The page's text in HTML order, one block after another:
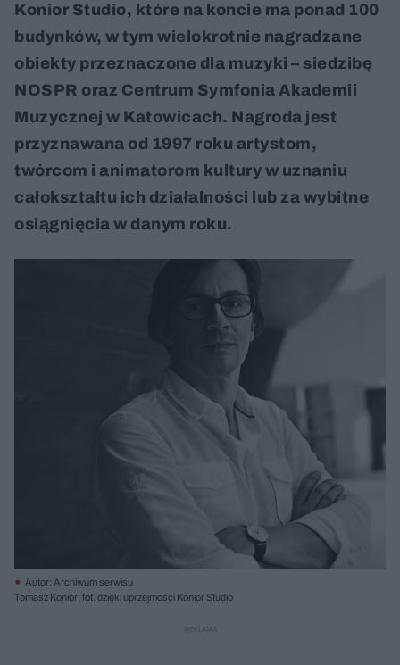
Konior Studio, które na koncie ma ponad 100
budynków, w tym wielokrotnie nagradzane
obiekty przeznaczone dla muzyki – siedzibę
NOSPR oraz Centrum Symfonia Akademii
Muzycznej w Katowicach. Nagroda jest
przyznawana od 1997 roku artystom,
twórcom i animatorom kultury w uznaniu
całokształtu ich działalności lub za wybitne
osiągnięcia w danym roku.
Autor: Archiwum serwisu
Tomasz Konior; fot. dzięki uprzejmości Konior Studio